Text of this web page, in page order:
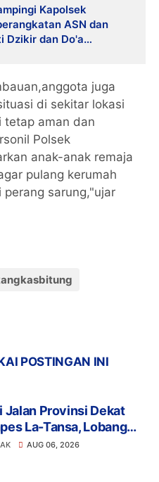
Kapolsek
ASN dan
Dzikir dan Do'a
juga
di sekitar lokasi
tetap aman dan
Polsek
anak-anak remaja
pulang kerumah
sarung,"ujar
POSTINGAN INI
Jalan Provinsi Dekat
La-Tansa, Lobang
Air Ancam
AUG 06, 2026